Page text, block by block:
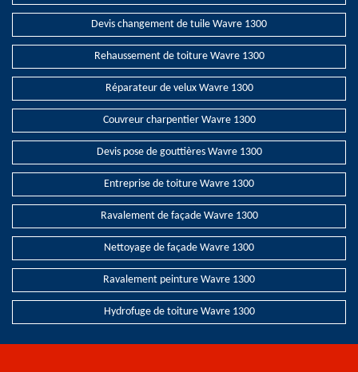
Devis changement de tuile Wavre 1300
Rehaussement de toiture Wavre 1300
Réparateur de velux Wavre 1300
Couvreur charpentier Wavre 1300
Devis pose de gouttières Wavre 1300
Entreprise de toiture Wavre 1300
Ravalement de façade Wavre 1300
Nettoyage de façade Wavre 1300
Ravalement peinture Wavre 1300
Hydrofuge de toiture Wavre 1300